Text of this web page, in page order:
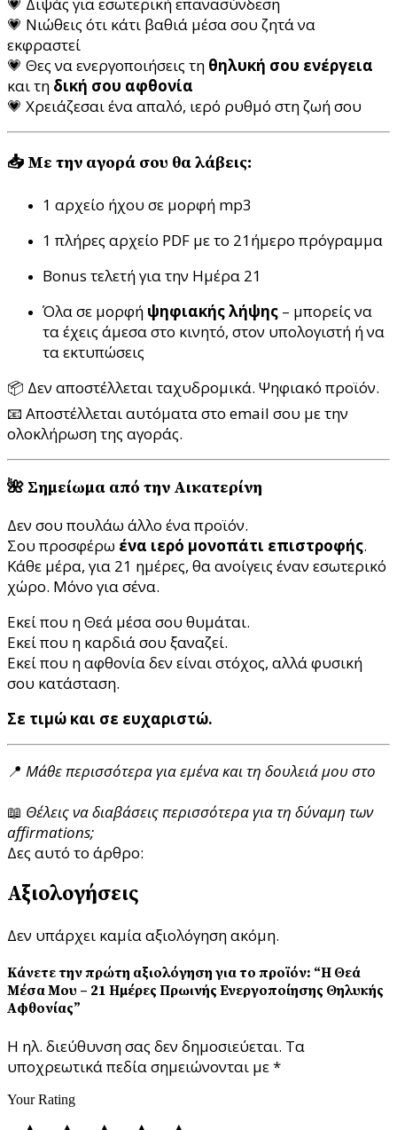
💗 Νιώθεις ότι κάτι βαθιά μέσα σου ζητά να
εκφραστεί
💗 Θες να ενεργοποιήσεις τη θηλυκή σου ενέργεια
και τη δική σου αφθονία
💗 Χρειάζεσαι ένα απαλό, ιερό ρυθμό στη ζωή σου
📥 Με την αγορά σου θα λάβεις:
1 αρχείο ήχου σε μορφή mp3
1 πλήρες αρχείο PDF με το 21ήμερο πρόγραμμα
Bonus τελετή για την Ημέρα 21
Όλα σε μορφή ψηφιακής λήψης – μπορείς να
τα έχεις άμεσα στο κινητό, στον υπολογιστή ή να
τα εκτυπώσεις
📦 Δεν αποστέλλεται ταχυδρομικά. Ψηφιακό προϊόν.
📧 Αποστέλλεται αυτόματα στο email σου με την
ολοκλήρωση της αγοράς.
🌺 Σημείωμα από την Αικατερίνη
Δεν σου πουλάω άλλο ένα προϊόν.
Σου προσφέρω ένα ιερό μονοπάτι επιστροφής.
Κάθε μέρα, για 21 ημέρες, θα ανοίγεις έναν εσωτερικό
χώρο. Μόνο για σένα.
Εκεί που η Θεά μέσα σου θυμάται.
Εκεί που η καρδιά σου ξαναζεί.
Εκεί που η αφθονία δεν είναι στόχος, αλλά φυσική
σου κατάσταση.
Σε τιμώ και σε ευχαριστώ.
📍 Μάθε περισσότερα για εμένα και τη δουλειά μου στο
📖 Θέλεις να διαβάσεις περισσότερα για τη δύναμη των
affirmations;
Δες αυτό το άρθρο:
Αξιολογήσεις
Δεν υπάρχει καμία αξιολόγηση ακόμη.
Κάνετε την πρώτη αξιολόγηση για το προϊόν: “Η Θεά
Μέσα Μου – 21 Ημέρες Πρωινής Ενεργοποίησης Θηλυκής
Αφθονίας”
Η ηλ. διεύθυνση σας δεν δημοσιεύεται. Τα
υποχρεωτικά πεδία σημειώνονται με*
Your Rating